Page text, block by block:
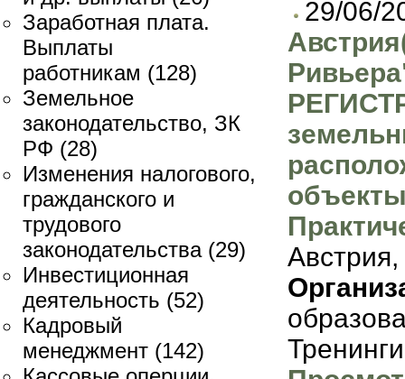
Заработная плата.
Выплаты
работникам (128)
Земельное
законодательство, ЗК
РФ (28)
Изменения налогового,
гражданского и
трудового
законодательства(29)
Инвестиционная
деятельность (52)
Кадровый
менеджмент (142)
29/06/